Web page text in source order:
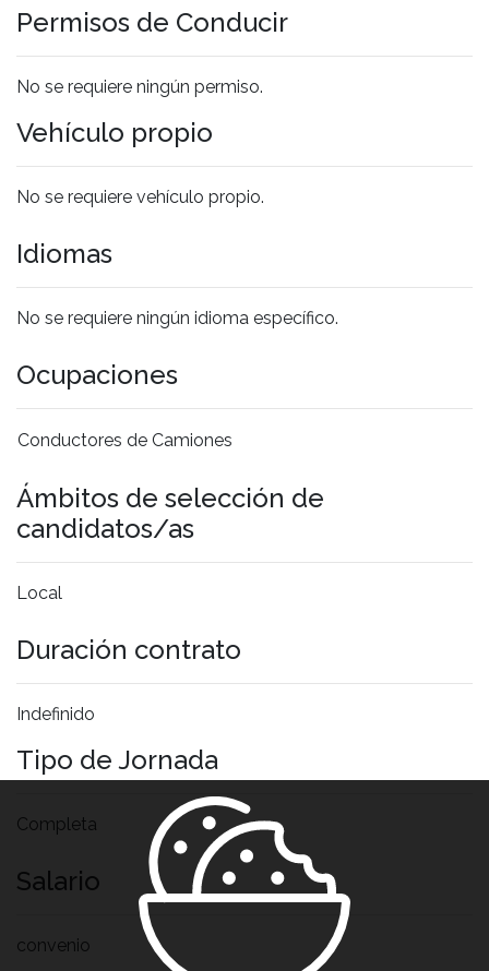
Permisos de Conducir
No se requiere ningún permiso.
Vehículo propio
No se requiere vehículo propio.
Idiomas
No se requiere ningún idioma específico.
Ocupaciones
Conductores de Camiones
Ámbitos de selección de
candidatos/as
Local
Duración contrato
Indefinido
Tipo de Jornada
Completa
Salario
convenio